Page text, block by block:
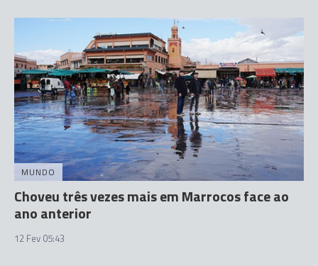
MUNDO
Choveu três vezes mais em Marrocos face ao
ano anterior
12 Fev 05:43